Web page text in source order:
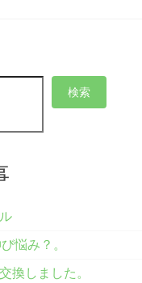
検索
悩み？。
換しました。